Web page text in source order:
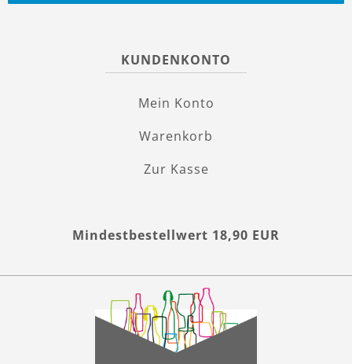
KUNDENKONTO
Mein Konto
Warenkorb
Zur Kasse
Mindestbestellwert 18,90 EUR